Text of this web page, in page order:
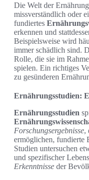
Die Welt der
missverständlich oder
fundiertes
erkennen und
Beispielsweise wird
immer schädlich sind.
Rolle, die sie im
spielen. Ein richtiges
zu gesünderen
Ernährungsstudien:
Ernährungsstudien
Forschungsergebnisse,
ermöglichen, fundierte
Studien untersuchen
und spezifischer
Erkenntnisse der